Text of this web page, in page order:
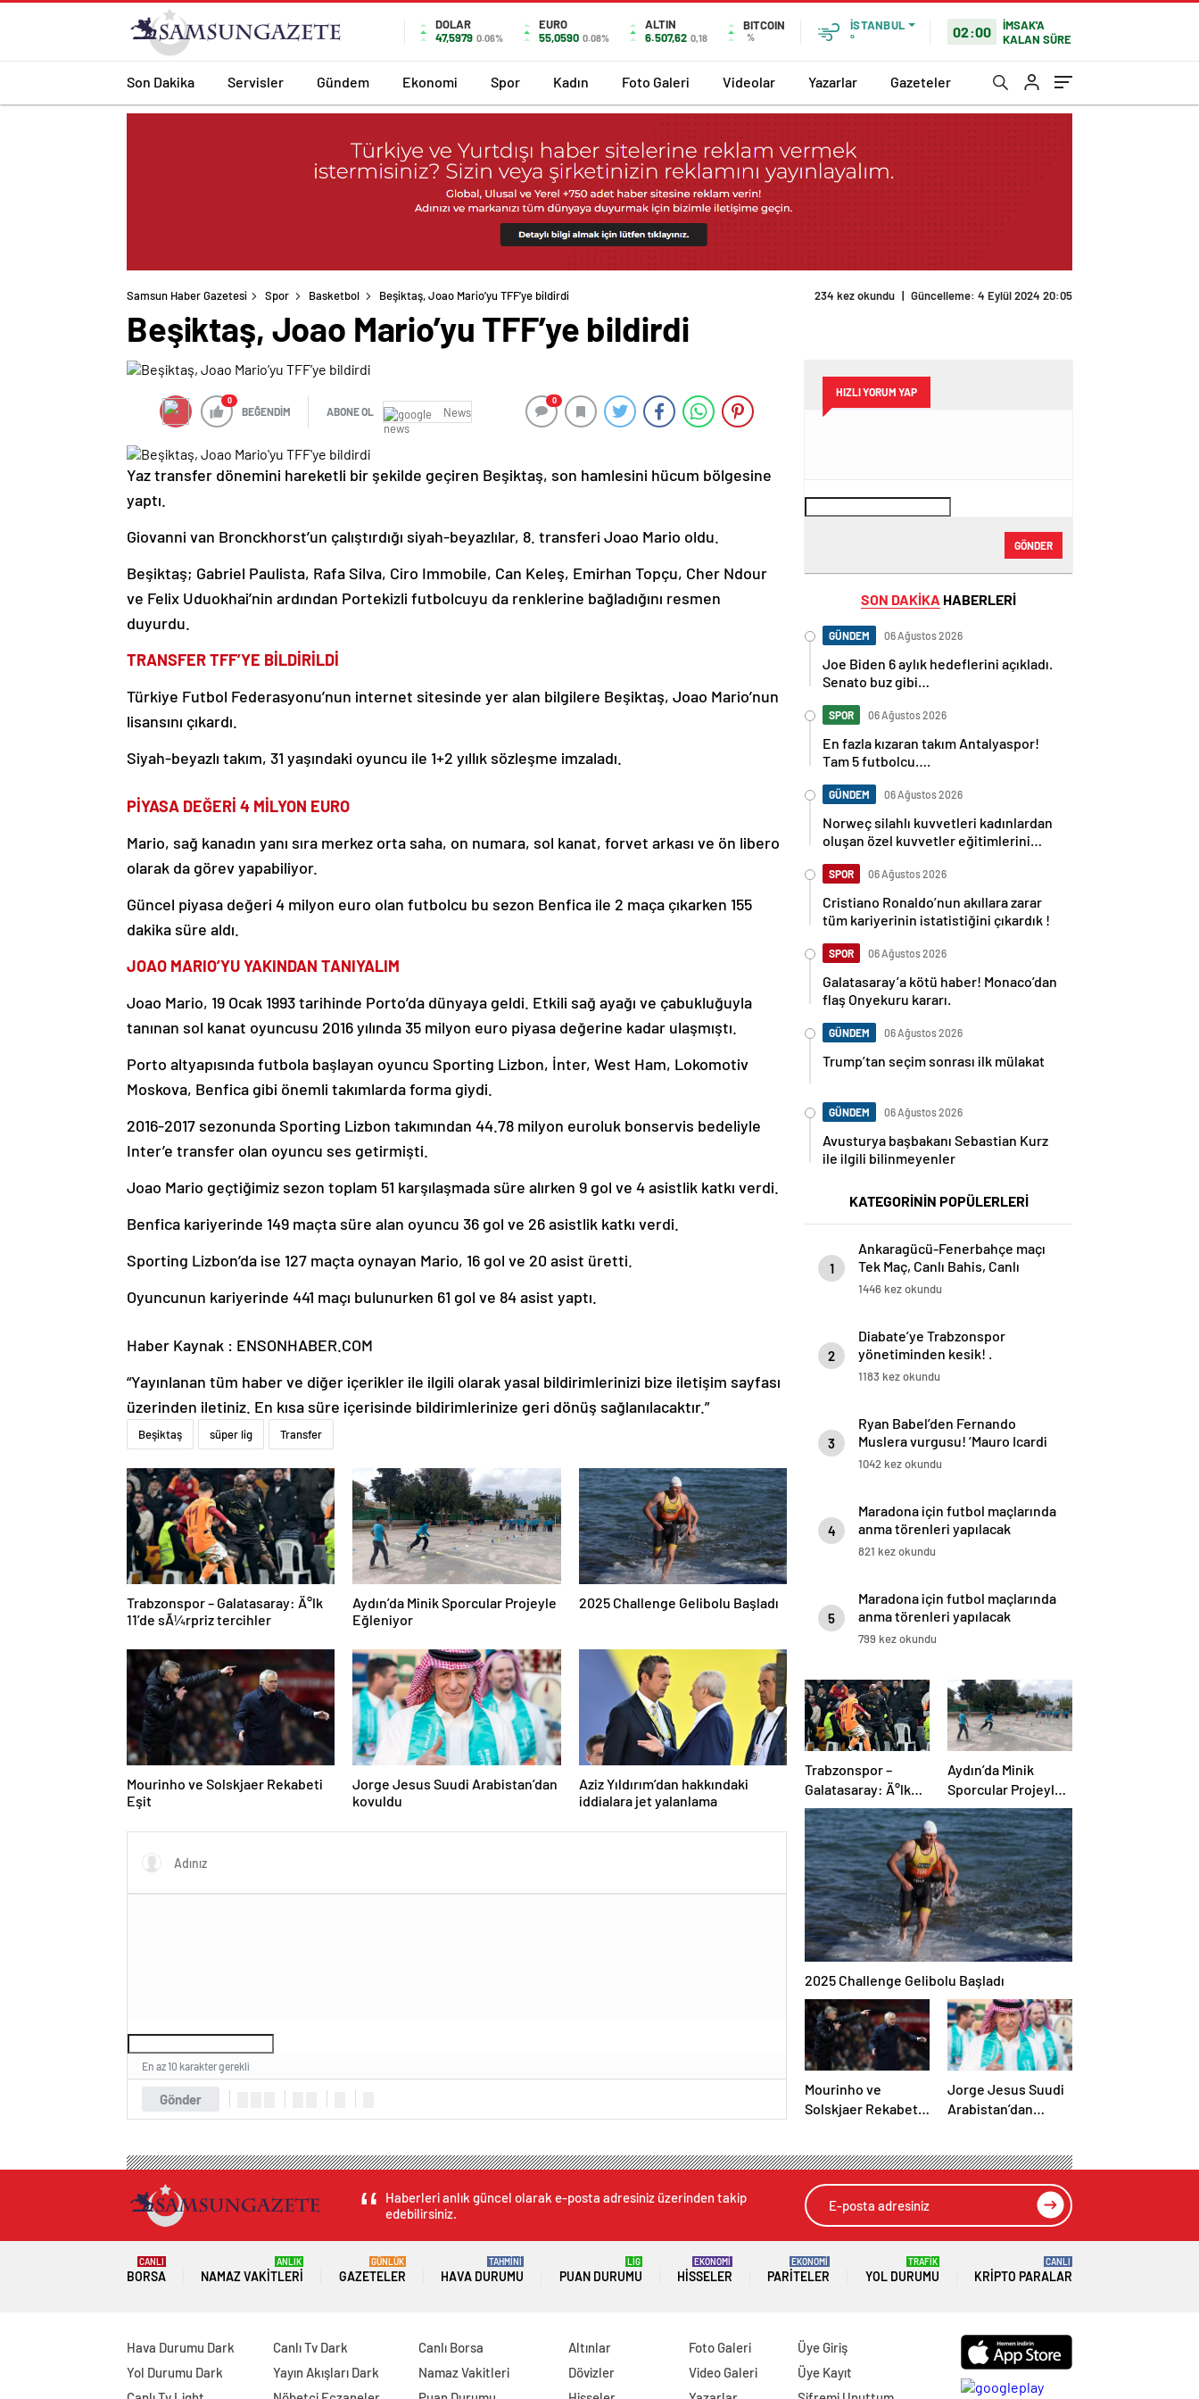
DOLAR
47,5979 0.06%
EURO
55,0590 0.08%
ALTIN
6.507,62 0,18
BITCOIN
%
İSTANBUL
°
02:00
İMSAK'A
KALAN SÜRE
Son Dakika Servisler Gündem Ekonomi Spor Kadın Foto Galeri Videolar Yazarlar Gazeteler
Samsun Haber Gazetesi Spor Basketbol Beşiktaş, Joao Mario’yu TFF’ye bildirdi 234 kez okundu | Güncelleme: 4 Eylül 2024 20:05
Beşiktaş, Joao Mario’yu TFF’ye bildirdi
0
BEĞENDİM ABONE OL News
0
Yaz transfer dönemini hareketli bir şekilde geçiren Beşiktaş, son hamlesini hücum bölgesine
yaptı.
Giovanni van Bronckhorst’un çalıştırdığı siyah-beyazlılar, 8. transferi Joao Mario oldu.
Beşiktaş; Gabriel Paulista, Rafa Silva, Ciro Immobile, Can Keleş, Emirhan Topçu, Cher Ndour
ve Felix Uduokhai’nin ardından Portekizli futbolcuyu da renklerine bağladığını resmen
duyurdu.
TRANSFER TFF’YE BİLDİRİLDİ
Türkiye Futbol Federasyonu’nun internet sitesinde yer alan bilgilere Beşiktaş, Joao Mario’nun
lisansını çıkardı.
Siyah-beyazlı takım, 31 yaşındaki oyuncu ile 1+2 yıllık sözleşme imzaladı.
PİYASA DEĞERİ 4 MİLYON EURO
Mario, sağ kanadın yanı sıra merkez orta saha, on numara, sol kanat, forvet arkası ve ön libero
olarak da görev yapabiliyor.
Güncel piyasa değeri 4 milyon euro olan futbolcu bu sezon Benfica ile 2 maça çıkarken 155
dakika süre aldı.
JOAO MARIO’YU YAKINDAN TANIYALIM
Joao Mario, 19 Ocak 1993 tarihinde Porto’da dünyaya geldi. Etkili sağ ayağı ve çabukluğuyla
tanınan sol kanat oyuncusu 2016 yılında 35 milyon euro piyasa değerine kadar ulaşmıştı.
Porto altyapısında futbola başlayan oyuncu Sporting Lizbon, İnter, West Ham, Lokomotiv
Moskova, Benfica gibi önemli takımlarda forma giydi.
2016-2017 sezonunda Sporting Lizbon takımından 44.78 milyon euroluk bonservis bedeliyle
Inter’e transfer olan oyuncu ses getirmişti.
Joao Mario geçtiğimiz sezon toplam 51 karşılaşmada süre alırken 9 gol ve 4 asistlik katkı verdi.
Benfica kariyerinde 149 maçta süre alan oyuncu 36 gol ve 26 asistlik katkı verdi.
Sporting Lizbon’da ise 127 maçta oynayan Mario, 16 gol ve 20 asist üretti.
Oyuncunun kariyerinde 441 maçı bulunurken 61 gol ve 84 asist yaptı.
Haber Kaynak : ENSONHABER.COM
“Yayınlanan tüm haber ve diğer içerikler ile ilgili olarak yasal bildirimlerinizi bize iletişim sayfası
üzerinden iletiniz. En kısa süre içerisinde bildirimlerinize geri dönüş sağlanılacaktır.”
Beşiktaş süper lig Transfer
Trabzonspor – Galatasaray: Ä°lk
11’de sÃ¼rpriz tercihler
Aydın’da Minik Sporcular Projeyle
Eğleniyor
2025 Challenge Gelibolu Başladı
Mourinho ve Solskjaer Rekabeti
Eşit
Jorge Jesus Suudi Arabistan’dan
kovuldu
Aziz Yıldırım’dan hakkındaki
iddialara jet yalanlama
Gönder
En az 10 karakter gerekli
HIZLI YORUM YAP
GÖNDER
SON DAKİKA HABERLERİ
GÜNDEM 06 Ağustos 2026
Joe Biden 6 aylık hedeflerini açıkladı.
Senato buz gibi…
SPOR 06 Ağustos 2026
En fazla kızaran takım Antalyaspor!
Tam 5 futbolcu….
GÜNDEM 06 Ağustos 2026
Norweç silahlı kuvvetleri kadınlardan
oluşan özel kuvvetler eğitimlerini
SPOR 06 Ağustos 2026
Cristiano Ronaldo’nun akıllara zarar
tüm kariyerinin istatistiğini çıkardık !
SPOR 06 Ağustos 2026
Galatasaray’a kötü haber! Monaco’dan
flaş Onyekuru kararı.
GÜNDEM 06 Ağustos 2026
Trump’tan seçim sonrası ilk mülakat
GÜNDEM 06 Ağustos 2026
Avusturya başbakanı Sebastian Kurz
ile ilgili bilinmeyenler
KATEGORİNİN POPÜLERLERİ
1
Ankaragücü-Fenerbahçe maçı
Tek Maç, Canlı Bahis, Canlı
Sohbet ve Şampiyon Oran
1446 kez okundu
2
Diabate’ye Trabzonspor
yönetiminden kesik! .
1183 kez okundu
3
Ryan Babel’den Fernando
Muslera vurgusu! ‘Mauro Icardi
her zaman gol atmak ister’
1042 kez okundu
4
Maradona için futbol maçlarında
anma törenleri yapılacak
821 kez okundu
5
Maradona için futbol maçlarında
anma törenleri yapılacak
799 kez okundu
Trabzonspor –
Galatasaray: Ä°lk
11’de sÃ¼rpriz
tercihler
Aydın’da Minik
Sporcular Projeyle
Eğleniyor
2025 Challenge Gelibolu Başladı
Mourinho ve
Solskjaer Rekabeti
Jorge Jesus Suudi
Arabistan’dan
Haberleri anlık güncel olarak e-posta adresiniz üzerinden takip
edebilirsiniz.
BORSA
CANLI
NAMAZ VAKITLERI
ANLIK
GAZETELER
GÜNLÜK
HAVA DURUMU
TAHMİNİ
PUAN DURUMU
LİG
HISSELER
EKONOMİ
PARITELER
EKONOMİ
YOL DURUMU
TRAFİK
KRIPTO PARALAR
CANLI
Hava Durumu Dark
Yol Durumu Dark
Canlı Tv Dark
Yayın Akışları Dark
Canlı Borsa
Namaz Vakitleri
Altınlar
Dövizler
Foto Galeri
Video Galeri
Üye Giriş
Üye Kayıt